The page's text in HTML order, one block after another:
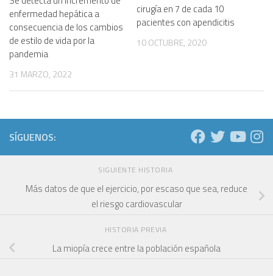
enfermedad hepática a
consecuencia de los cambios
de estilo de vida por la
pandemia
31 MARZO, 2022
cirugía en 7 de cada 10
pacientes con apendicitis
10 OCTUBRE, 2020
SÍGUENOS:
SIGUIENTE HISTORIA
Más datos de que el ejercicio, por escaso que sea, reduce
el riesgo cardiovascular
HISTORIA PREVIA
La miopía crece entre la población española